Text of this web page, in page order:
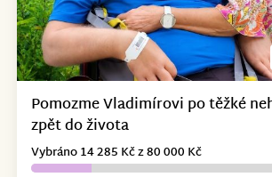
Pomozme Vladimírovi po těžké
zpět do života
Vybráno 14 285 Kč z 80 000 Kč